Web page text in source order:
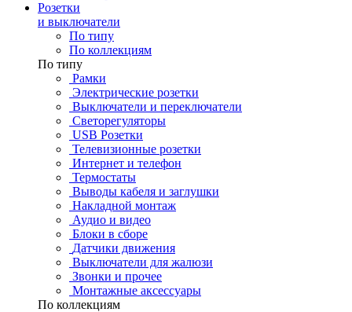
Розетки
и выключатели
По типу
По коллекциям
По типу
Рамки
Электрические розетки
Выключатели и переключатели
Светорегуляторы
USB Розетки
Телевизионные розетки
Интернет и телефон
Термостаты
Выводы кабеля и заглушки
Накладной монтаж
Аудио и видео
Блоки в сборе
Датчики движения
Выключатели для жалюзи
Звонки и прочее
Монтажные аксессуары
По коллекциям